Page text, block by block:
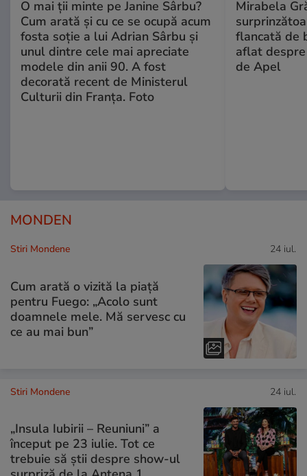
O mai ții minte pe Janine Sârbu?
Cum arată și cu ce se ocupă acum
fosta soție a lui Adrian Sârbu și
unul dintre cele mai apreciate
modele din anii 90. A fost
decorată recent de Ministerul
Culturii din Franța. Foto
Mirabela
flancată de
aflat
de Apel
MONDEN
Stiri Mondene 24 iul.
Cum arată o vizită la piață
pentru Fuego: „Acolo sunt
doamnele mele. Mă servesc cu
ce au mai bun”
Stiri Mondene 24 iul.
„Insula Iubirii – Reuniuni” a
început pe 23 iulie. Tot ce
trebuie să știi despre show-ul